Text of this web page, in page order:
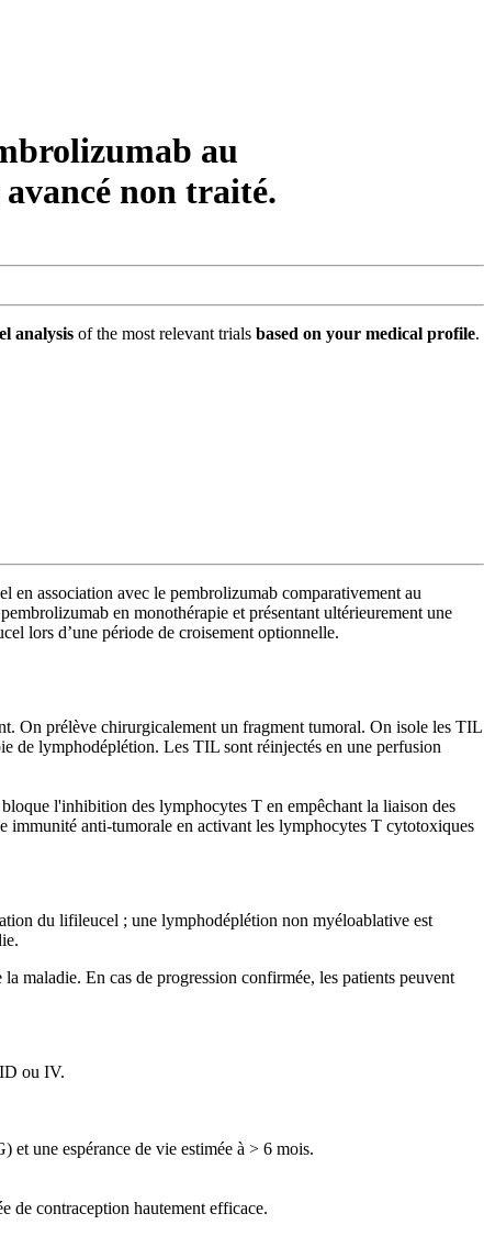
au
non traité.
analysis of the most relevant trials based on your medical profile.
en association avec le pembrolizumab comparativement au
en monothérapie et présentant ultérieurement une
lors d’une période de croisement optionnelle.
On prélève chirurgicalement un fragment tumoral. On isole les TIL
de lymphodéplétion. Les TIL sont réinjectés en une perfusion
l'inhibition des lymphocytes T en empêchant la liaison des
immunité anti-tumorale en activant les lymphocytes T cytotoxiques
du lifileucel ; une lymphodéplétion non myéloablative est
maladie. En cas de progression confirmée, les patients peuvent
ou IV.
une espérance de vie estimée à > 6 mois.
de contraception hautement efficace.